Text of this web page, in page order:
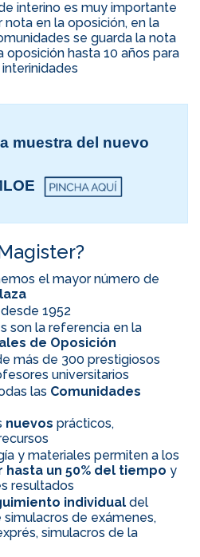
interino es muy importante
nota en la oposición, en la
se guarda la nota
oposición hasta 10 años para
muestra del nuevo
el mayor número de
1952
son la referencia en la
de Oposición
más de 300 prestigiosos
universitarios
las Comunidades
nuevos prácticos,
y materiales permiten a los
hasta un 50% del tiempo y
resultados
individual del
de exámenes,
simulacros de la